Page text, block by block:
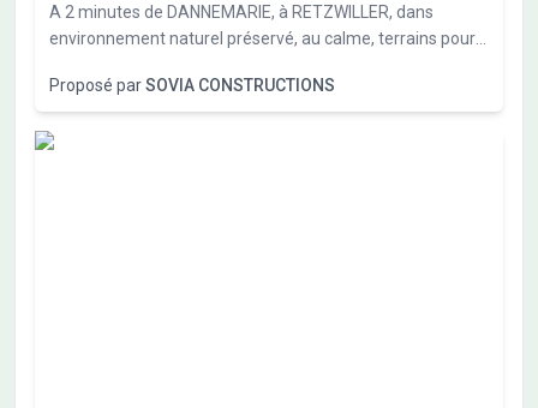
A 2 minutes de DANNEMARIE, à RETZWILLER, dans
environnement naturel préservé, au calme, terrains pour
possible et garage en sous-sol possible. Travaux de
viabilités démarrés. Terrains vendus viabilisés, libres de
constructeurs et architectes. Vente directe par
Proposé parSOVIA CONSTRUCTIONS